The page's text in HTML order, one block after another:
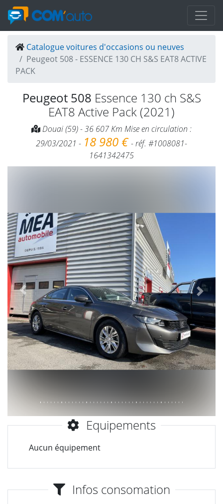
Catalogue voitures d'occasions ou neuves
Peugeot 508 - ESSENCE 130 CH S&S EAT8 ACTIVE
PACK
Peugeot 508 Essence 130 ch S&S
EAT8 Active Pack (2021)
Douai (59) - 36 607 Km Mise en circulation :
29/03/2021 - 18 980 €- réf. #1008081-
1641342475
Précèdent
Equipements
Aucun équipement
Infos consomation